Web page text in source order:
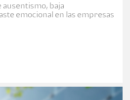
ausentismo, baja
emocional en las empresas